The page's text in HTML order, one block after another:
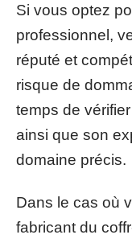
Si vous optez
professionnel,
réputé et
risque de
temps de
ainsi que son
domaine précis.
Dans le cas où
fabricant du